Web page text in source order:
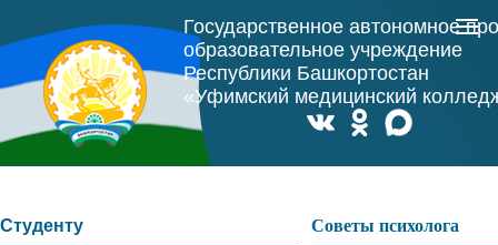
Государственное автономное
образовательное учреждение
Республики Башкортостан
«Уфимский медицинский
Советы психолога
Студенту